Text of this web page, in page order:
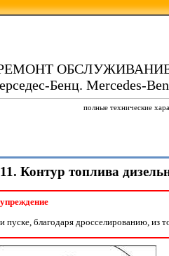
Бенц. Mercedes-
полные технические
Контур топлива
пуске, благодаря дросселированию, из